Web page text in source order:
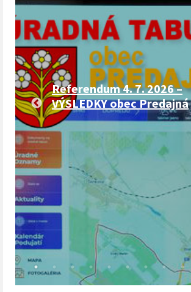
Referendum 4. 7. 2026 –
VÝSLEDKY obec Predajná